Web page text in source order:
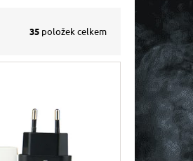
35 položek celkem